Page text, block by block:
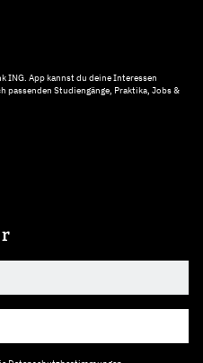
ING. App kannst du deine Interessen
passenden Studiengänge, Praktika, Jobs &